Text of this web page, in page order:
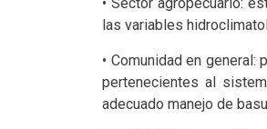
las variables
• Comunidad en
pertenecientes al
adecuado manejo de